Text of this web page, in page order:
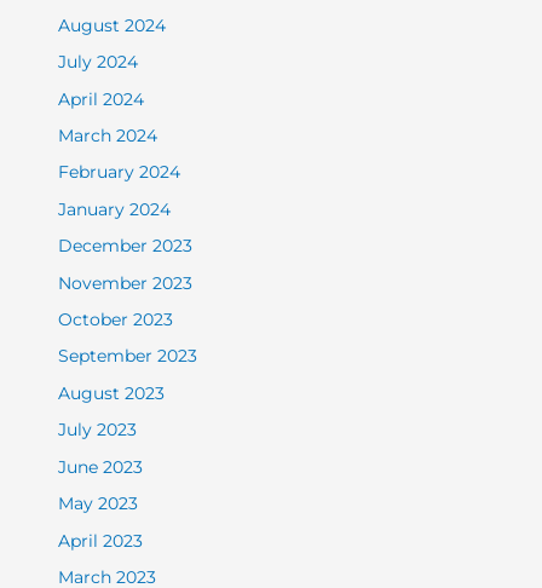
August 2024
July 2024
April 2024
March 2024
February 2024
January 2024
December 2023
November 2023
October 2023
September 2023
August 2023
July 2023
June 2023
May 2023
April 2023
March 2023